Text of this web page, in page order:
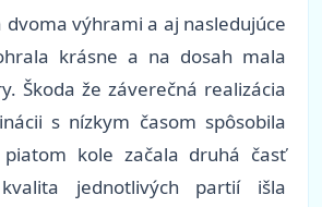
dvoma výhrami a aj nasledujúce
krásne a na dosah mala
Škoda že záverečná realizácia
s nízkym časom spôsobila
kole začala druhá časť
jednotlivých partií išla